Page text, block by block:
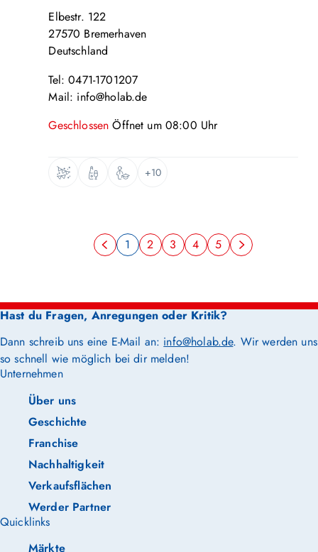
Elbestr. 122
27570 Bremerhaven
Deutschland
Tel: 0471-1701207
Mail: info@holab.de
GeschlossenÖffnet um 08:00 Uhr
+10
1 2 3 4 5
Hast du Fragen, Anregungen oder Kritik?
Dann schreib uns eine E-Mail an: info@holab.de. Wir werden uns
so schnell wie möglich bei dir melden!
Unternehmen
Über uns
Geschichte
Franchise
Nachhaltigkeit
Verkaufsflächen
Werder Partner
Quicklinks
Märkte